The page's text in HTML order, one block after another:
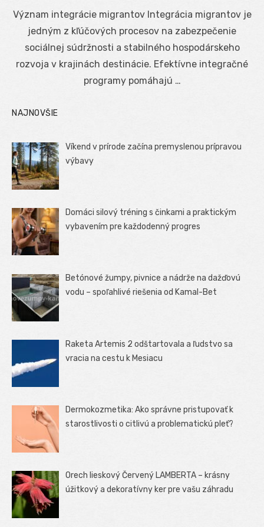
Význam integrácie migrantov Integrácia migrantov je
jedným z kľúčových procesov na zabezpečenie
sociálnej súdržnosti a stabilného hospodárskeho
rozvoja v krajinách destinácie. Efektívne integračné
programy pomáhajú …
NAJNOVŠIE
Víkend v prírode začína premyslenou prípravou
výbavy
Domáci silový tréning s činkami a praktickým
vybavením pre každodenný progres
Betónové žumpy, pivnice a nádrže na dažďovú
vodu – spoľahlivé riešenia od Kamal-Bet
Raketa Artemis 2 odštartovala a ľudstvo sa
vracia na cestu k Mesiacu
Dermokozmetika: Ako správne pristupovať k
starostlivosti o citlivú a problematickú pleť?
Orech lieskový Červený LAMBERTA – krásny
úžitkový a dekoratívny ker pre vašu záhradu